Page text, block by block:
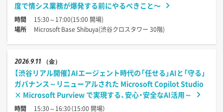
度で情シス業務が爆発する前にやるべきこと〜
時間
15:30～17:00(15:00 開場)
場所
Microsoft Base Shibuya(渋谷クロスタワー 30階)
20269.11 （金）
【渋谷リアル開催】AIエージェント時代の「任せる」AIと「守る」
ガバナンス～リニューアルされた Microsoft Copilot Studio
× Microsoft Purview で実現する、安心・安全なAI活用～
時間
15:30～16:30（15:00 開場）